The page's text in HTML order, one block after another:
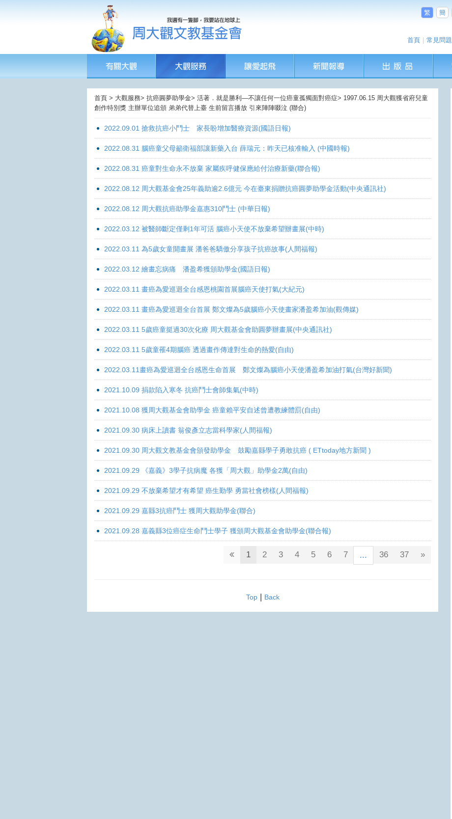
繁 簡
首頁 常見問題
首頁 > 大觀服務> 抗癌圓夢助學金> 活著．就是勝利—不讓任何一位癌童孤獨面對癌症> 1997.06.15 周大觀獲省府兒童
創作特別獎 主辦單位追頒 弟弟代替上臺 生前留言播放 引來陣陣啜泣 (聯合)
2022.09.01 搶救抗癌小鬥士 家長盼增加醫療資源(國語日報)
2022.08.31 腦癌童父母籲衛福部讓新藥入台 薛瑞元：昨天已核准輸入 (中國時報)
2022.08.31 癌童對生命永不放棄 家屬疾呼健保應給付治療新藥(聯合報)
2022.08.12 周大觀基金會25年義助逾2.6億元 今在臺東捐贈抗癌圓夢助學金活動(中央通訊社)
2022.08.12 周大觀抗癌助學金嘉惠310鬥士 (中華日報)
2022.03.12 被醫師斷定僅剩1年可活 腦癌小天使不放棄希望辦畫展(中時)
2022.03.11 為5歲女童開畫展 潘爸爸驕傲分享孩子抗癌故事(人間福報)
2022.03.12 繪畫忘病痛 潘盈希獲頒助學金(國語日報)
2022.03.11 畫癌為愛巡迴全台感恩桃園首展腦癌天使打氣(大紀元)
2022.03.11 畫癌為愛巡迴全台首展 鄭文燦為5歲腦癌小天使畫家潘盈希加油(觀傳媒)
2022.03.11 5歲癌童挺過30次化療 周大觀基金會助圓夢辦畫展(中央通訊社)
2022.03.11 5歲童罹4期腦癌 透過畫作傳達對生命的熱愛(自由)
2022.03.11畫癌為愛巡迴全台感恩生命首展 鄭文燦為腦癌小天使潘盈希加油打氣(台灣好新聞)
2021.10.09 捐款陷入寒冬 抗癌鬥士會師集氣(中時)
2021.10.08 獲周大觀基金會助學金 癌童賴平安自述曾遭教練體罰(自由)
2021.09.30 病床上讀書 翁俊彥立志當科學家(人間福報)
2021.09.30 周大觀文教基金會頒發助學金 鼓勵嘉縣學子勇敢抗癌 ( ETtoday地方新聞 )
2021.09.29 《嘉義》3學子抗病魔 各獲「周大觀」助學金2萬(自由)
2021.09.29 不放棄希望才有希望 癌生勤學 勇當社會榜樣(人間福報)
2021.09.29 嘉縣3抗癌鬥士 獲周大觀助學金(聯合)
2021.09.28 嘉義縣3位癌症生命鬥士學子 獲頒周大觀基金會助學金(聯合報)
1 2 3 4 5 6 7 ... 36 37 »
Top| Back